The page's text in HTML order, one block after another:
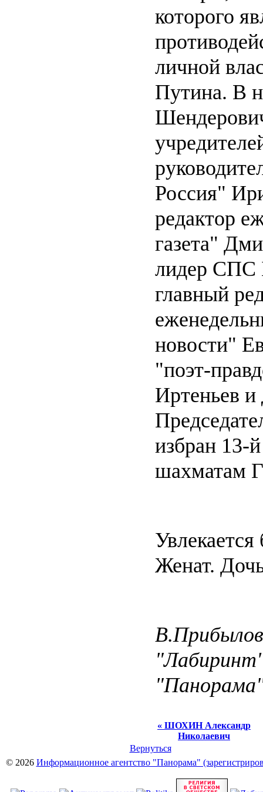
которого
личной
Путина. В
Россия"
редактор
газета"
лидер СПС
главный
новости"
"поэт-
Иртеньев и
избран 13-
шахматам
Женат.
« ШОХИН Александр
Николаевич
Вернуться
© 2026 Информационное агентство "Панорама"